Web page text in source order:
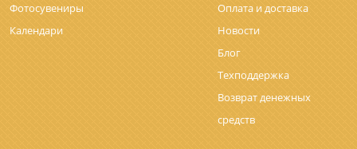
Фотосувениры
Календари
Оплата и доставка
Новости
Блог
Техподдержка
Возврат денежных
средств